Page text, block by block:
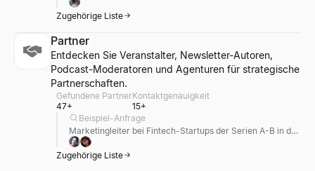
Zugehörige Liste
Partner
Entdecken Sie Veranstalter, Newsletter-Autoren,
Podcast-Moderatoren und Agenturen für strategische
Partnerschaften.
Gefundene Partner
47+
Kontaktgenauigkeit
15+
Beispiel-Anfrage
Marketingleiter bei Fintech-Startups der Serien A-B in den USA und Großbritannien.
Zugehörige Liste